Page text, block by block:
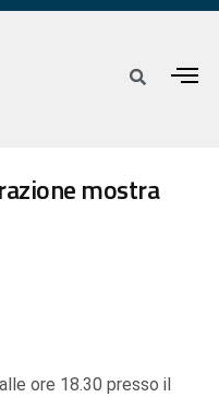
mostra
ore 18.30 presso il